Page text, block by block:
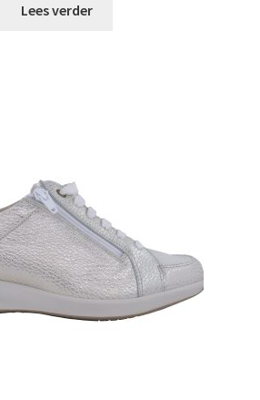
Lees verder